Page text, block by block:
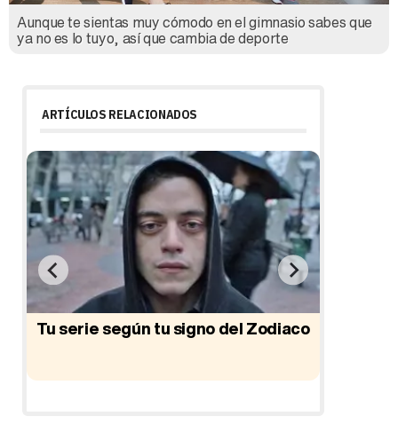
Aunque te sientas muy cómodo en el gimnasio sabes que
ya no es lo tuyo, así que cambia de deporte
ARTÍCULOS RELACIONADOS
Tu serie según tu signo del Zodiaco